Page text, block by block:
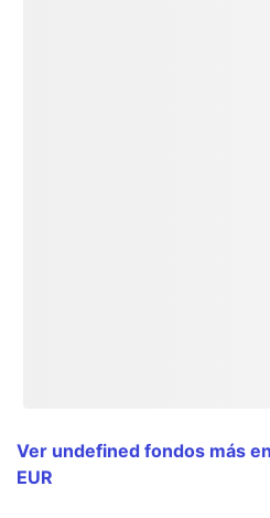
Ver undefined fondos más
EUR